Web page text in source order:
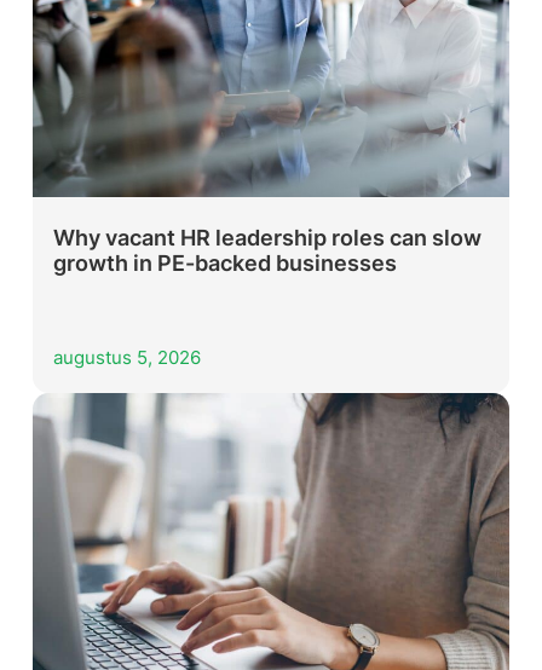
Why vacant HR leadership roles can slow
growth in PE-backed businesses
augustus 5, 2026